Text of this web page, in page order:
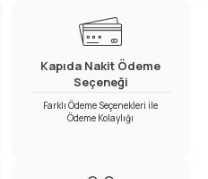
Kapıda Nakit Ödeme
Seçeneği
Farklı Ödeme Seçenekleri ile
Ödeme Kolaylığı